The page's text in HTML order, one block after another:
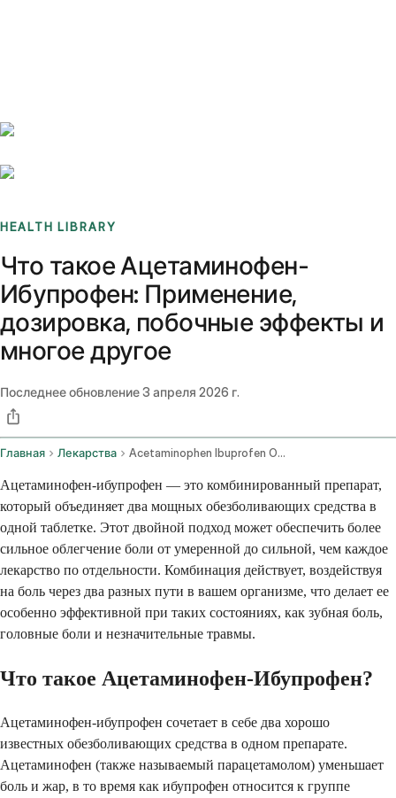
HEALTH LIBRARY
Что такое Ацетаминофен-
Ибупрофен: Применение,
дозировка, побочные эффекты и
многое другое
Последнее обновление3 апреля 2026 г.
Главная Лекарства Acetaminophen Ibuprofen Oral Route
Ацетаминофен-ибупрофен — это комбинированный препарат,
который объединяет два мощных обезболивающих средства в
одной таблетке. Этот двойной подход может обеспечить более
сильное облегчение боли от умеренной до сильной, чем каждое
лекарство по отдельности. Комбинация действует, воздействуя
на боль через два разных пути в вашем организме, что делает ее
особенно эффективной при таких состояниях, как зубная боль,
головные боли и незначительные травмы.
Что такое Ацетаминофен-Ибупрофен?
Ацетаминофен-ибупрофен сочетает в себе два хорошо
известных обезболивающих средства в одном препарате.
Ацетаминофен (также называемый парацетамолом) уменьшает
боль и жар, в то время как ибупрофен относится к группе